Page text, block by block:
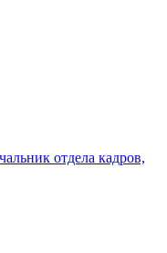
отдела кадров,